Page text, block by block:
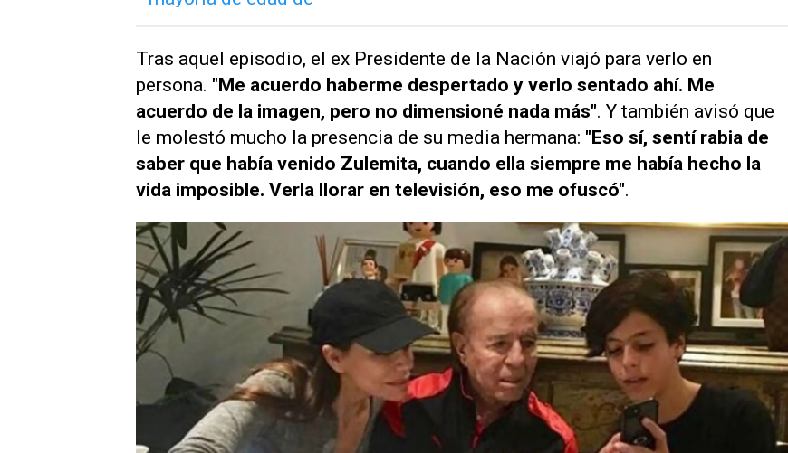
Tras aquel episodio, el ex Presidente de la Nación viajó para verlo en
persona. "Me acuerdo haberme despertado y verlo sentado ahí. Me
acuerdo de la imagen, pero no dimensioné nada más". Y también avisó que
le molestó mucho la presencia de su media hermana: "Eso sí, sentí rabia de
saber que había venido Zulemita, cuando ella siempre me había hecho la
vida imposible. Verla llorar en televisión, eso me ofuscó".